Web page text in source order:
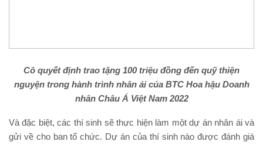
Cô quyết định trao tặng 100 triệu đồng đến quỹ thiện
nguyện trong hành trình nhân ái của BTC Hoa hậu Doanh
nhân Châu Á Việt Nam 2022
Và đặc biệt, các thí sinh sẽ thực hiện làm một dự án nhân ái và
gửi về cho ban tổ chức. Dự án của thí sinh nào được đánh giá